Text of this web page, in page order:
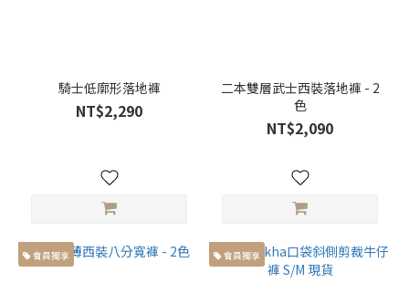
騎士低廓形落地褲
NT$2,290
二本雙層武士西裝落地褲 - 2
色
NT$2,090
會員獨享 會員獨享